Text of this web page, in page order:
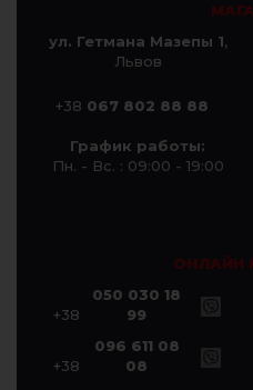
ул. Гетмана Мазепы 1,
Львов
+38 067 802 88 88
График работы:
Пн. - Вс. : 09:00 - 19:00
ОНЛАЙН
+38
050 030 18
99
+38
096 611 08
08